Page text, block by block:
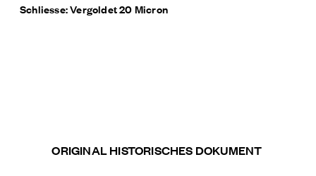
Schliesse: Vergoldet 20 Micron
ORIGINAL HISTORISCHES DOKUMENT